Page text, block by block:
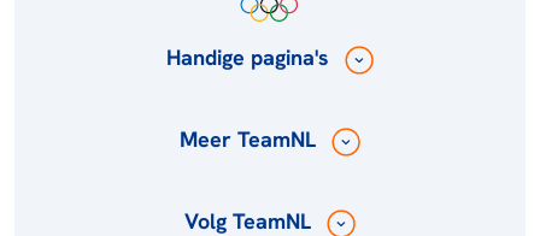
Handige pagina's
Meer TeamNL
Volg TeamNL